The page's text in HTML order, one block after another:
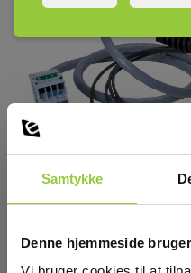
Samtykke
Denne hjemmeside